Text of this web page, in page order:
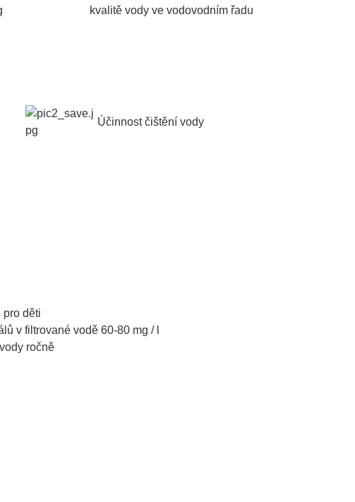
kvalitě vody ve vodovodním řadu
Účinnost čištění vody
pro děti
v filtrované vodě 60-80 mg / l
ročně